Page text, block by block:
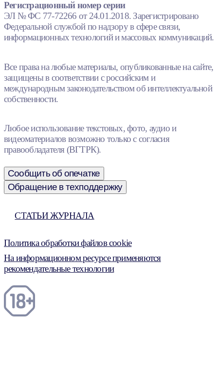
Регистрационный номер серии
ЭЛ № ФС 77-72266 от 24.01.2018. Зарегистрировано
Федеральной службой по надзору в сфере связи,
информационных технологий и массовых коммуникаций.
Все права на любые материалы, опубликованные на сайте,
защищены в соответствии с российским и
международным законодательством об интеллектуальной
собственности.
Любое использование текстовых, фото, аудио и
видеоматериалов возможно только с согласия
правообладателя (ВГТРК).
Сообщить об опечатке
Обращение в техподдержку
СТАТЬИ ЖУРНАЛА
Политика обработки файлов cookie
На информационном ресурсе применяются
рекомендательные технологии